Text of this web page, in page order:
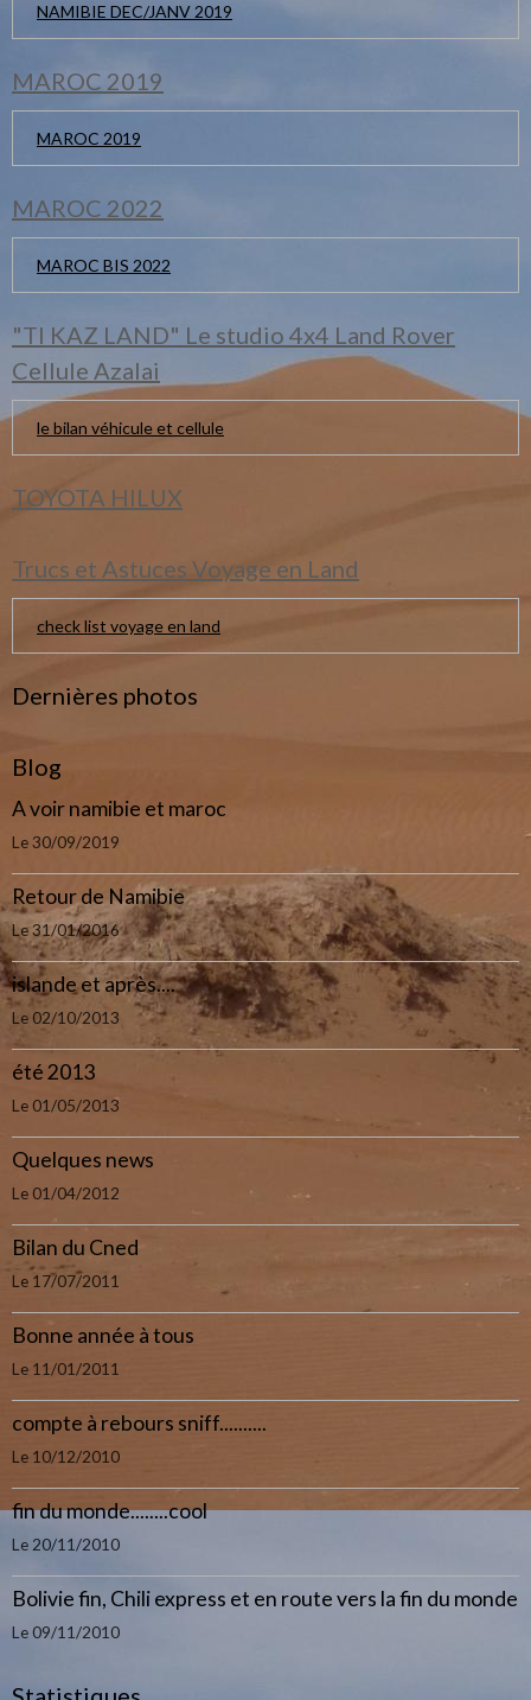
NAMIBIE DEC/JANV 2019
MAROC 2019
MAROC 2019
MAROC 2022
MAROC BIS 2022
"TI KAZ LAND" Le studio 4x4 Land Rover
Cellule Azalai
le bilan véhicule et cellule
TOYOTA HILUX
Trucs et Astuces Voyage en Land
check list voyage en land
Dernières photos
Blog
A voir namibie et maroc
Le 30/09/2019
Retour de Namibie
Le 31/01/2016
islande et après....
Le 02/10/2013
été 2013
Le 01/05/2013
Quelques news
Le 01/04/2012
Bilan du Cned
Le 17/07/2011
Bonne année à tous
Le 11/01/2011
compte à rebours sniff..........
Le 10/12/2010
fin du monde........cool
Le 20/11/2010
Bolivie fin, Chili express et en route vers la fin du monde
Le 09/11/2010